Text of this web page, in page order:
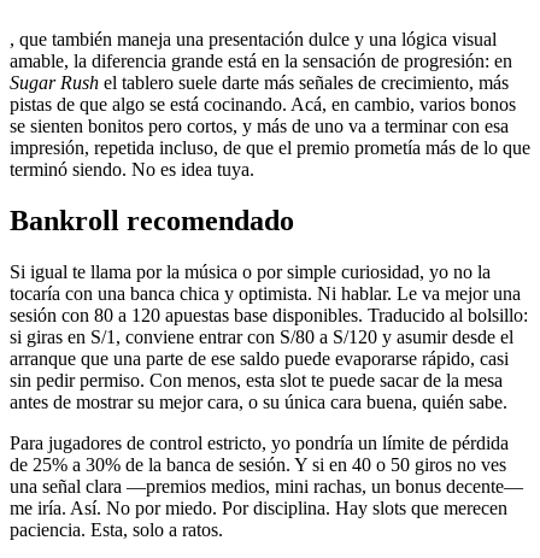
, que también maneja una presentación dulce y una lógica visual
amable, la diferencia grande está en la sensación de progresión: en
Sugar Rush el tablero suele darte más señales de crecimiento, más
pistas de que algo se está cocinando. Acá, en cambio, varios bonos
se sienten bonitos pero cortos, y más de uno va a terminar con esa
impresión, repetida incluso, de que el premio prometía más de lo que
terminó siendo. No es idea tuya.
Bankroll recomendado
Si igual te llama por la música o por simple curiosidad, yo no la
tocaría con una banca chica y optimista. Ni hablar. Le va mejor una
sesión con 80 a 120 apuestas base disponibles. Traducido al bolsillo:
si giras en S/1, conviene entrar con S/80 a S/120 y asumir desde el
arranque que una parte de ese saldo puede evaporarse rápido, casi
sin pedir permiso. Con menos, esta slot te puede sacar de la mesa
antes de mostrar su mejor cara, o su única cara buena, quién sabe.
Para jugadores de control estricto, yo pondría un límite de pérdida
de 25% a 30% de la banca de sesión. Y si en 40 o 50 giros no ves
una señal clara —premios medios, mini rachas, un bonus decente—
me iría. Así. No por miedo. Por disciplina. Hay slots que merecen
paciencia. Esta, solo a ratos.